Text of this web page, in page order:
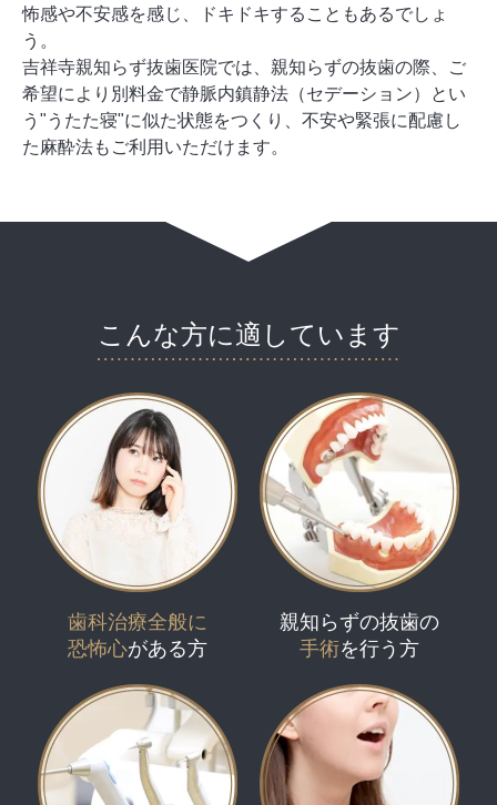
怖感や不安感を感じ、ドキドキすることもあるでしょ
う。
吉祥寺親知らず抜歯医院では、親知らずの抜歯の際、ご
希望により別料金で静脈内鎮静法（セデーション）とい
う"うたた寝"に似た状態をつくり、不安や緊張に配慮し
た麻酔法もご利用いただけます。
こんな方に適しています
歯科治療全般に
恐怖心がある方
親知らずの抜歯の
手術を行う方